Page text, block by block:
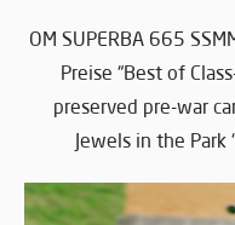
OM SUPERBA 665
Preise “Best of
preserved pre-war
Jewels in the